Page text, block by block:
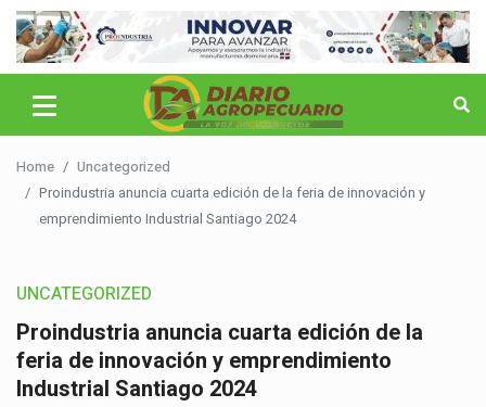
Home
Uncategorized
Proindustria anuncia cuarta edición de la feria de innovación y
emprendimiento Industrial Santiago 2024
UNCATEGORIZED
Proindustria anuncia cuarta edición de la
feria de innovación y emprendimiento
Industrial Santiago 2024